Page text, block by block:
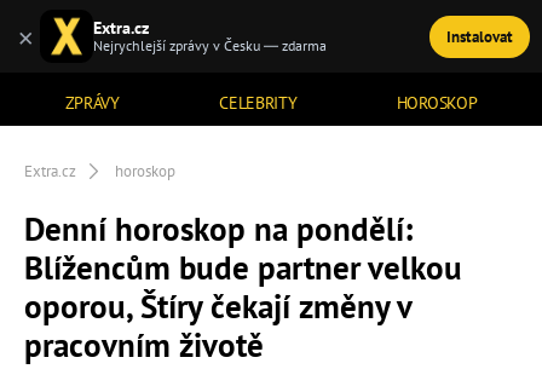
ZPRÁVY CELEBRITY HOROSKOP
TÉMATA
Extra.cz horoskop
Denní horoskop na pondělí:
Blížencům bude partner velkou
oporou, Štíry čekají změny v
pracovním životě
× Extra.cz
Nejrychlejší zprávy v Česku — zdarma Instalovat